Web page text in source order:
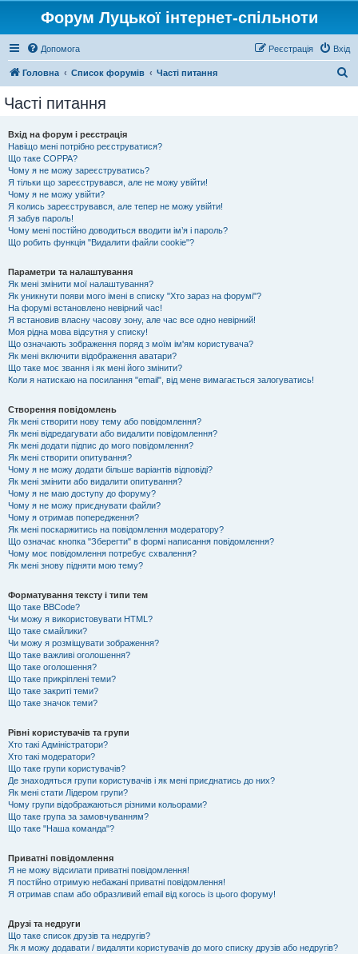
Форум Луцької інтернет-спільноти
Допомога Вхід
Реєстрація
Головна Список форумів Часті питання
Часті питання
Вхід на форум і реєстрація
Навіщо мені потрібно реєструватися?
Що таке COPPA?
Чому я не можу зареєструватись?
Я тільки що зареєструвався, але не можу увійти!
Чому я не можу увійти?
Я колись зареєструвався, але тепер не можу увійти!
Я забув пароль!
Чому мені постійно доводиться вводити ім’я і пароль?
Що робить функція "Видалити файли cookie"?
Параметри та налаштування
Як мені змінити мої налаштування?
Як уникнути появи мого імені в списку "Хто зараз на форумі"?
На форумі встановлено невірний час!
Я встановив власну часову зону, але час все одно невірний!
Моя рідна мова відсутня у списку!
Що означають зображення поряд з моїм ім'ям користувача?
Як мені включити відображення аватари?
Що таке моє звання і як мені його змінити?
Коли я натискаю на посилання "email", від мене вимагається залогуватись!
Створення повідомлень
Як мені створити нову тему або повідомлення?
Як мені відредагувати або видалити повідомлення?
Як мені додати підпис до мого повідомлення?
Як мені створити опитування?
Чому я не можу додати більше варіантів відповіді?
Як мені змінити або видалити опитування?
Чому я не маю доступу до форуму?
Чому я не можу приєднувати файли?
Чому я отримав попередження?
Як мені поскаржитись на повідомлення модератору?
Що означає кнопка "Зберегти" в формі написання повідомлення?
Чому моє повідомлення потребує схвалення?
Як мені знову підняти мою тему?
Форматування тексту і типи тем
Що таке BBCode?
Чи можу я використовувати HTML?
Що таке смайлики?
Чи можу я розміщувати зображення?
Що таке важливі оголошення?
Що таке оголошення?
Що таке прикріплені теми?
Що таке закриті теми?
Що таке значок теми?
Рівні користувачів та групи
Хто такі Адміністратори?
Хто такі модератори?
Що таке групи користувачів?
Де знаходяться групи користувачів і як мені приєднатись до них?
Як мені стати Лідером групи?
Чому групи відображаються різними кольорами?
Що таке група за замовчуванням?
Що таке "Наша команда"?
Приватні повідомлення
Я не можу відсилати приватні повідомлення!
Я постійно отримую небажані приватні повідомлення!
Я отримав спам або образливий email від когось із цього форуму!
Друзі та недруги
Що таке список друзів та недругів?
Як я можу додавати / видаляти користувачів до мого списку друзів або недругів?